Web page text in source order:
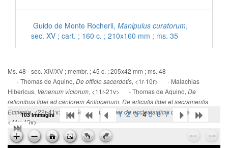
Guido de Monte Rocherii, Manipulus curatorum,
sec. XV ; cart. ; 160 c. ; 210x160 mm ; ms. 35
[Inni con commenti latini], sec. XV ; cart. ; 56 c. ;
200x140 mm ; ms. 36
Ps. Eusebius Cremonensis,
De morte Hieronymi
ad Damasum , sec. XV ; cart. ; 95 c. ; 195x135 mm
; ms. 37
Ms. 48 - sec. XIV/XV ; membr. ; 45 c. ; 205x42 mm ; ms. 48
- Thomas de Aquino, De officio sacerdotis, <1r-10r> - Malachias
Hibericus, Venenum viciorum, <11r-21v> - Thomas de Aquino, De
rationibus fidei ad cantorem Antiocenum. De articulis fidei et sacramentis
Ecclesia, <22r-41v> - Gennadius, Liber de ecclesiasticis dogmatibus
<41v-45v>
103 Immagini 1 2 3 4 5 6 7